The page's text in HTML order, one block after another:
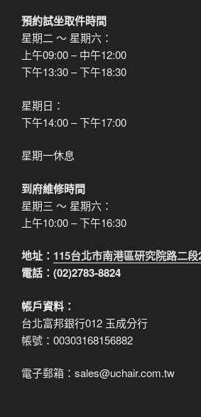
預約試坐取件時間
星期二 ～ 星期六：
上午09:00 – 中午12:00
下午13:30 – 下午18:30
星期日：
下午14:00 – 下午17:00
星期一休息
到府維修時間
星期三 ～ 星期六：
上午10:00 – 下午16:30
地址： 115台北市南港區研究院路二段
電話：(02)2783-8824
帳戶資料：
台北富邦銀行012 玉成分行
帳號：00303168156882
電子郵箱：sales@uchair.com.tw